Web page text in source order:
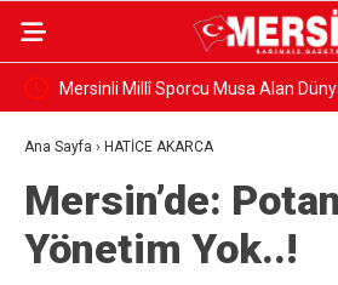
Mersinli Millî Sporcu Musa Alan
Ana Sayfa › HATİCE AKARCA
Mersin’de:
Yönetim Yok..!